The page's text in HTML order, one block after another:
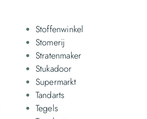
Stoffenwinkel
Stomerij
Stratenmaker
Stukadoor
Supermarkt
Tandarts
Tegels